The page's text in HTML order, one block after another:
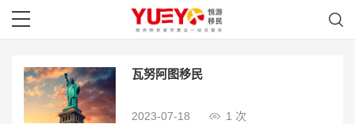
瓦努阿图移民
2023-07-18 1 次